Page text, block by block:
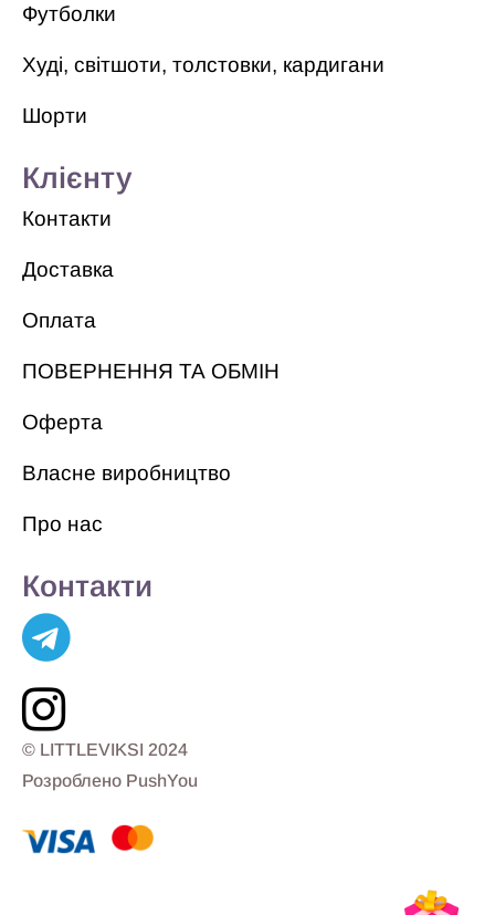
Футболки
Худі, світшоти, толстовки, кардигани
Шорти
Клієнту
Контакти
Доставка
Оплата
ПОВЕРНЕННЯ ТА ОБМІН
Оферта
Власне виробництво
Про нас
Контакти
© LITTLEVIKSI 2024
Розроблено PushYou